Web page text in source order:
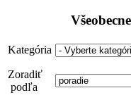
Kategória
Zoradiť
podľa